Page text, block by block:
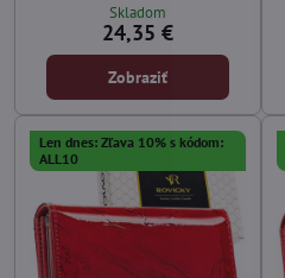
Skladom
24,35 €
Zobraziť
Len dnes: Zľava 10% s kódom:
ALL10